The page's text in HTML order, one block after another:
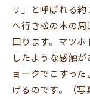
リ」と呼ばれる
へ行き松の木の
回ります。マツ
したような感触
ョークでこすっ
げるのです。（写